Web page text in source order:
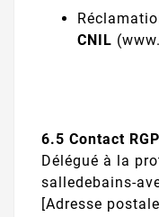
CNIL (
6.5 Contact
Délégué à la
salledebains-
[Adresse